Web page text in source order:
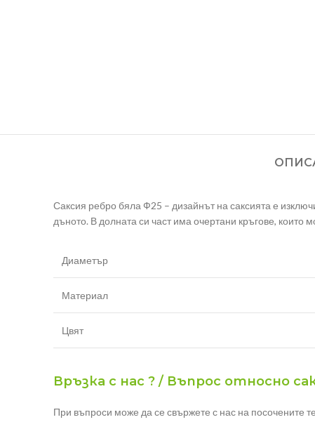
Саксия ребро бяла Ф25 – дизайнът на саксията е
дъното. В долната си част има очертани кръгове, които
Диаметър
Материал
Цвят
Връзка с нас ? / Въпрос относно
При въпроси може да се свържете с нас на посочените